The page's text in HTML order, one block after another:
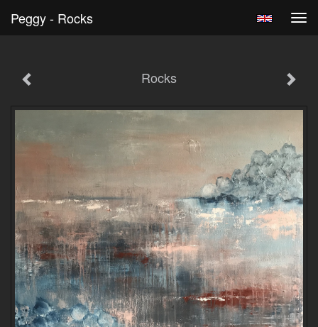
Peggy - Rocks
Rocks